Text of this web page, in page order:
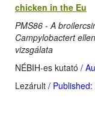
chicken in the Eu
PMS86 - A
Campylobactert
vizsgálata
NÉBIH-es kutató /
Lezárult / Published: